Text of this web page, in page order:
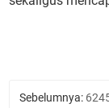
Sebelumnya: